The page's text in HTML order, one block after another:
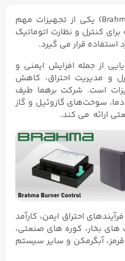
رله مشعل برهما (Brahma Burner Control) یکی از تجهیزات مهم
کنترل و نظارت اتوماتیک
قرار می گیرد.
از جمله افزایش ایمنی و
و مدیریت احتراق، کاهش
است. شرکت برهما طیف
دما، سوخت‌های گازوئیل و گاز
ارائه می کند.
احتراق ایمن، کارآمد
های بخار، کوره های صنعتی،
آبگرمکن و سایر سیستم